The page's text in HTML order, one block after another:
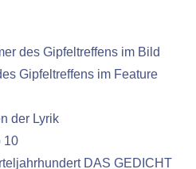
des Gipfeltreffens im Bild
Gipfeltreffens im Feature
der Lyrik
10
DAS GEDICHT